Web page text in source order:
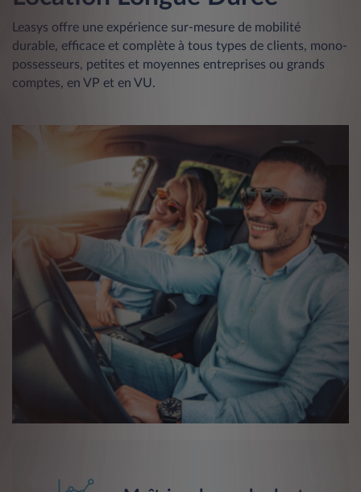
Leasys offre une expérience sur-mesure de mobilité
durable, efficace et complète à tous types de clients, mono-
possesseurs, petites et moyennes entreprises ou grands
comptes, en VP et en VU.